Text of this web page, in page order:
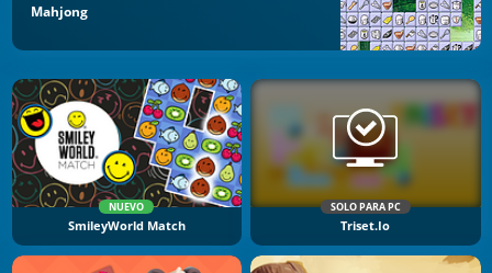
Mahjong
NUEVO
SmileyWorld Match
SOLO PARA PC
Triset.io